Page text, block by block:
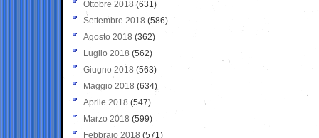
Ottobre 2018 (631)
Settembre 2018 (586)
Agosto 2018 (362)
Luglio 2018 (562)
Giugno 2018 (563)
Maggio 2018 (634)
Aprile 2018 (547)
Marzo 2018 (599)
Febbraio 2018 (571)